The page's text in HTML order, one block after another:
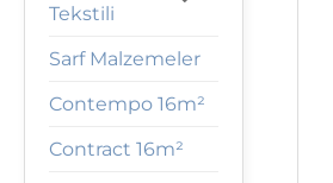
Tekstili
Sarf Malzemeler
Contempo 16m²
Contract 16m²